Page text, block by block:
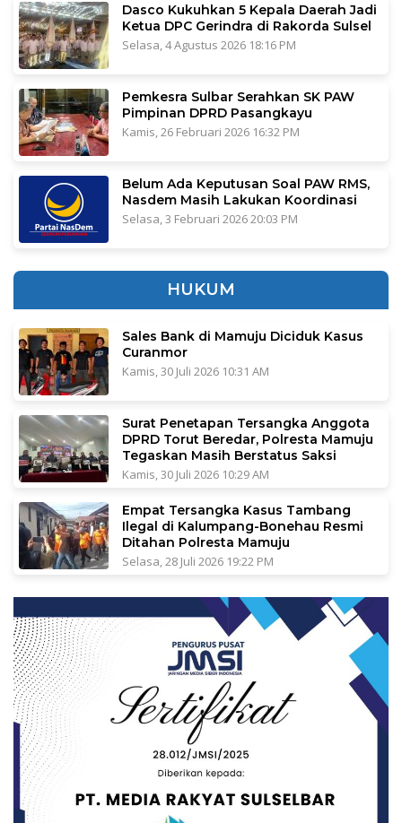
Dasco Kukuhkan 5 Kepala Daerah Jadi
Ketua DPC Gerindra di Rakorda Sulsel
Selasa, 4 Agustus 2026 18:16 PM
Pemkesra Sulbar Serahkan SK PAW
Pimpinan DPRD Pasangkayu
Kamis, 26 Februari 2026 16:32 PM
Belum Ada Keputusan Soal PAW RMS,
Nasdem Masih Lakukan Koordinasi
Selasa, 3 Februari 2026 20:03 PM
HUKUM
Sales Bank di Mamuju Diciduk Kasus
Curanmor
Kamis, 30 Juli 2026 10:31 AM
Surat Penetapan Tersangka Anggota
DPRD Torut Beredar, Polresta Mamuju
Tegaskan Masih Berstatus Saksi
Kamis, 30 Juli 2026 10:29 AM
Empat Tersangka Kasus Tambang
Ilegal di Kalumpang-Bonehau Resmi
Ditahan Polresta Mamuju
Selasa, 28 Juli 2026 19:22 PM